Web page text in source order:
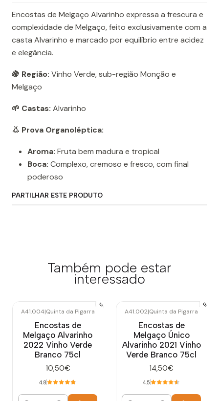
Encostas de Melgaço Alvarinho expressa a frescura e
complexidade de Melgaço, feito exclusivamente com a
casta Alvarinho e marcado por equilíbrio entre acidez
e elegância.
🍇 Região: Vinho Verde, sub-região Monção e
Melgaço
🌱 Castas: Alvarinho
👃 Prova Organoléptica:
Aroma: Fruta bem madura e tropical
Boca: Complexo, cremoso e fresco, com final
poderoso
PARTILHAR ESTE PRODUTO
Também pode estar
interessado
A41.004|Quinta da Pigarra
Encostas de
Melgaço Alvarinho
2022 Vinho Verde
Branco 75cl
10,50€
4.8
A41.002|Quinta da Pigarra
Encostas de
Melgaço Único
Alvarinho 2021 Vinho
Verde Branco 75cl
14,50€
4.5